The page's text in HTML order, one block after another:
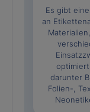
Es gibt
an
darunter
Folien-,